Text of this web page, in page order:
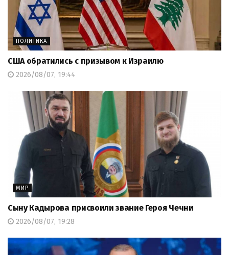
ПОЛИТИКА
США обратились с призывом к Израилю
2026/08/07, 19:44
МИР
Сыну Кадырова присвоили звание Героя Чечни
2026/08/07, 19:28